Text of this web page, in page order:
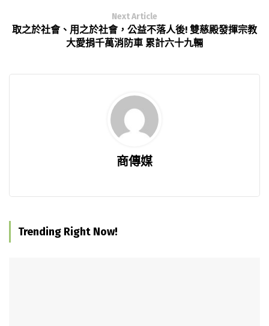
Next Article
取之於社會、用之於社會，公益不落人後! 雙慈殿發揮宗教
大愛捐千萬消防車 累計六十九輛
商傳媒
Trending Right Now!